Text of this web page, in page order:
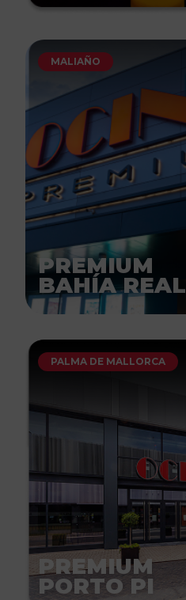
MALIAÑO
PREMIUM
BAHÍA REAL
PALMA DE MALLORCA
PREMIUM
PORTO PI